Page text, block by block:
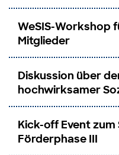
WeSIS-Workshop
Mitglieder
Diskussion über
hochwirksamer
Kick-off Event
Förderphase III